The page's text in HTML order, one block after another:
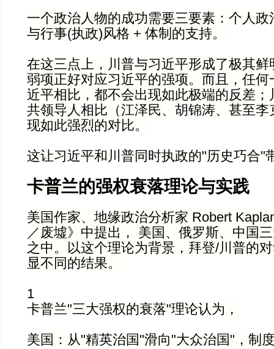
一个政治人物的成功需要三要素：个人
与行事(执政)风格 + 体制的支持。
在这三点上，川普与习近平形成了极其
弱项正好对应习近平的强项。而且，任
近平相比，都不会出现如此极端的反差
共领导人相比（江泽民、胡锦涛、甚至
现如此强烈的对比。
这让习近平和川普同时执政的"历史巧合"
卡普兰的强权衰落理论与实践
美国作家、地缘政治分析家 Robert
／废墟》中提出， 美国、俄罗斯、中国
之中。以这个理论为背景，拜登/川普的
显不同的结果。
1
卡普兰"三大强权的衰落"理论认为，
美国：从"精英治国"滑向"大众治国"，制